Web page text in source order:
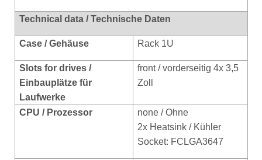
Technical data / Technische Daten
Case / Gehäuse Rack 1U
Slots for drives /
Einbauplätze für
Laufwerke
front / vorderseitig 4x 3,5
Zoll
CPU / Prozessor
none / Ohne
2x Heatsink / Kühler
Socket: FCLGA3647